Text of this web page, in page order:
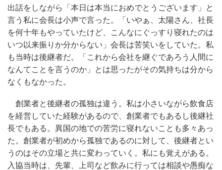
出話をしながら「本日は本当におめでとうございます」と
言う私に会長は小声で言った。「いやぁ、太陽さん、社長
を何十年もやっていたけど、こんなにぐっすり寝れたのは
いつ以来振りか分からない」会長は苦笑いをしていた。私
も当時は後継者だ。「これから会社を継ぐであろう人間に
なんてことを言うのか」とは思ったがその気持ちは分から
なくもなかった。
創業者と後継者の孤独は違う。私は小さいながら飲食店
を経営していた経験があるので、創業者でもあるし後継社
長でもある。異国の地での苦労に寝れないことも多々あっ
た。創業者が初めから孤独であるのに対して、後継者とい
うのはその立場と共に変わっていく。私にも覚えがある。
入協当時は、先輩、上司など飲みに行っては相談や愚痴な